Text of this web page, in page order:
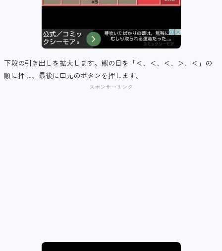
下段の引き出しを拡大します。熊の目を「＜、＜、＜、＞、＜」の
順に押し、最後に口元のボタンを押します。
スポンサーリンク